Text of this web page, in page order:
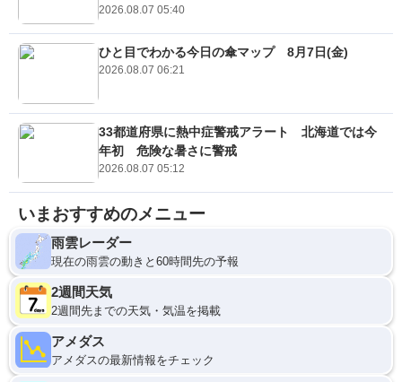
2026.08.07 05:40
ひと目でわかる今日の傘マップ 8月7日(金)
2026.08.07 06:21
33都道府県に熱中症警戒アラート 北海道では今
年初 危険な暑さに警戒
2026.08.07 05:12
いまおすすめのメニュー
雨雲レーダー
現在の雨雲の動きと60時間先の予報
2週間天気
2週間先までの天気・気温を掲載
アメダス
アメダスの最新情報をチェック